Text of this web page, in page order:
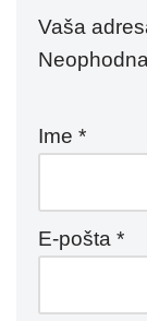
Vaša
Ime *
E-pošta *